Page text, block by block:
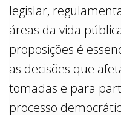
legislar,
áreas da vida
proposições é
as decisões que
tomadas e para
processo